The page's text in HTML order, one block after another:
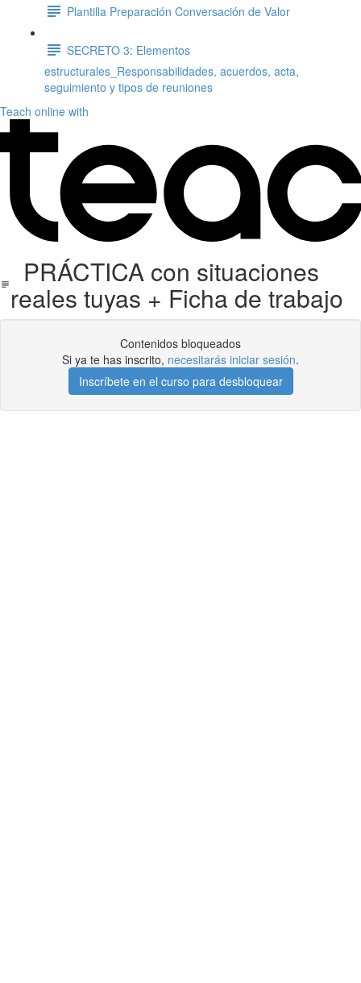
Plantilla Preparación Conversación de Valor
SECRETO 3: Elementos
estructurales_Responsabilidades, acuerdos, acta,
seguimiento y tipos de reuniones
Teach online with
PRÁCTICA con situaciones
reales tuyas + Ficha de trabajo
Contenidos bloqueados
Si ya te has inscrito, necesitarás iniciar sesión.
Inscríbete en el curso para desbloquear